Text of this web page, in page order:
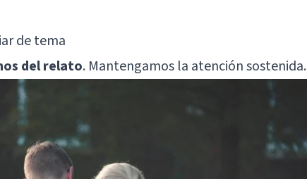
de tema
del relato. Mantengamos la atención sostenida.